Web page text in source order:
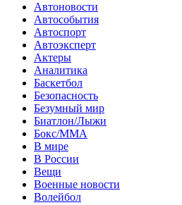
Автоновости
Автособытия
Автоспорт
Автоэксперт
Актеры
Аналитика
Баскетбол
Безопасность
Безумный мир
Биатлон/Лыжи
Бокс/MMA
В мире
В России
Вещи
Военные новости
Волейбол